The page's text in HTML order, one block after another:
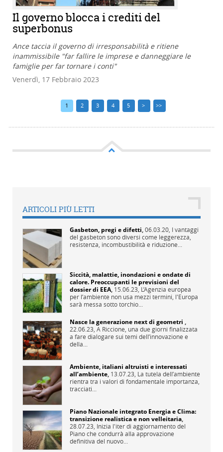
Il governo blocca i crediti del
superbonus
Ance taccia il governo di irresponsabilità e ritiene
inammissibile "far fallire le imprese e danneggiare le
famiglie per far tornare i conti"
Venerdì, 17 Febbraio 2023
1 2 3 4 5 > >>
ARTICOLI PIÙ LETTI
Gasbeton, pregi e difetti,06.03.20, I vantaggi
del gasbeton sono diversi come leggerezza,
resistenza, incombustibilità e riduzione...
Siccità, malattie, inondazioni e ondate di
calore. Preoccupanti le previsioni del
dossier di EEA, 15.06.23, L’Agenzia europea
per l’ambiente non usa mezzi termini, l'Europa
sarà messa sotto torchio...
Nasce la generazione next di geometri ,
22.06.23, A Riccione, una due giorni finalizzata
a fare dialogare sui temi dell’innovazione e
della...
Ambiente, italiani altruisti e interessati
all’ambiente, 13.07.23, La tutela dell’ambiente
rientra tra i valori di fondamentale importanza,
tracciati...
Piano Nazionale integrato Energia e Clima:
transizione realistica e non velleitaria,
28.07.23, Inizia l'iter di aggiornamento del
Piano che condurrà alla approvazione
definitiva del nuovo...